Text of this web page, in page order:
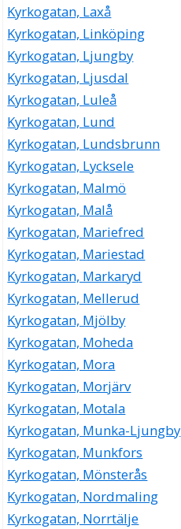
Kyrkogatan, Laxå
Kyrkogatan, Linköping
Kyrkogatan, Ljungby
Kyrkogatan, Ljusdal
Kyrkogatan, Luleå
Kyrkogatan, Lund
Kyrkogatan, Lundsbrunn
Kyrkogatan, Lycksele
Kyrkogatan, Malmö
Kyrkogatan, Malå
Kyrkogatan, Mariefred
Kyrkogatan, Mariestad
Kyrkogatan, Markaryd
Kyrkogatan, Mellerud
Kyrkogatan, Mjölby
Kyrkogatan, Moheda
Kyrkogatan, Mora
Kyrkogatan, Morjärv
Kyrkogatan, Motala
Kyrkogatan, Munka-Ljungby
Kyrkogatan, Munkfors
Kyrkogatan, Mönsterås
Kyrkogatan, Nordmaling
Kyrkogatan, Norrtälje